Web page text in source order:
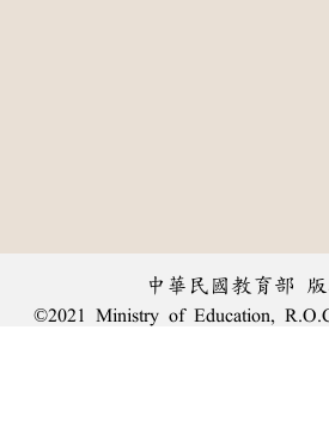
中華民國教育部
©2021 Ministry of Education,